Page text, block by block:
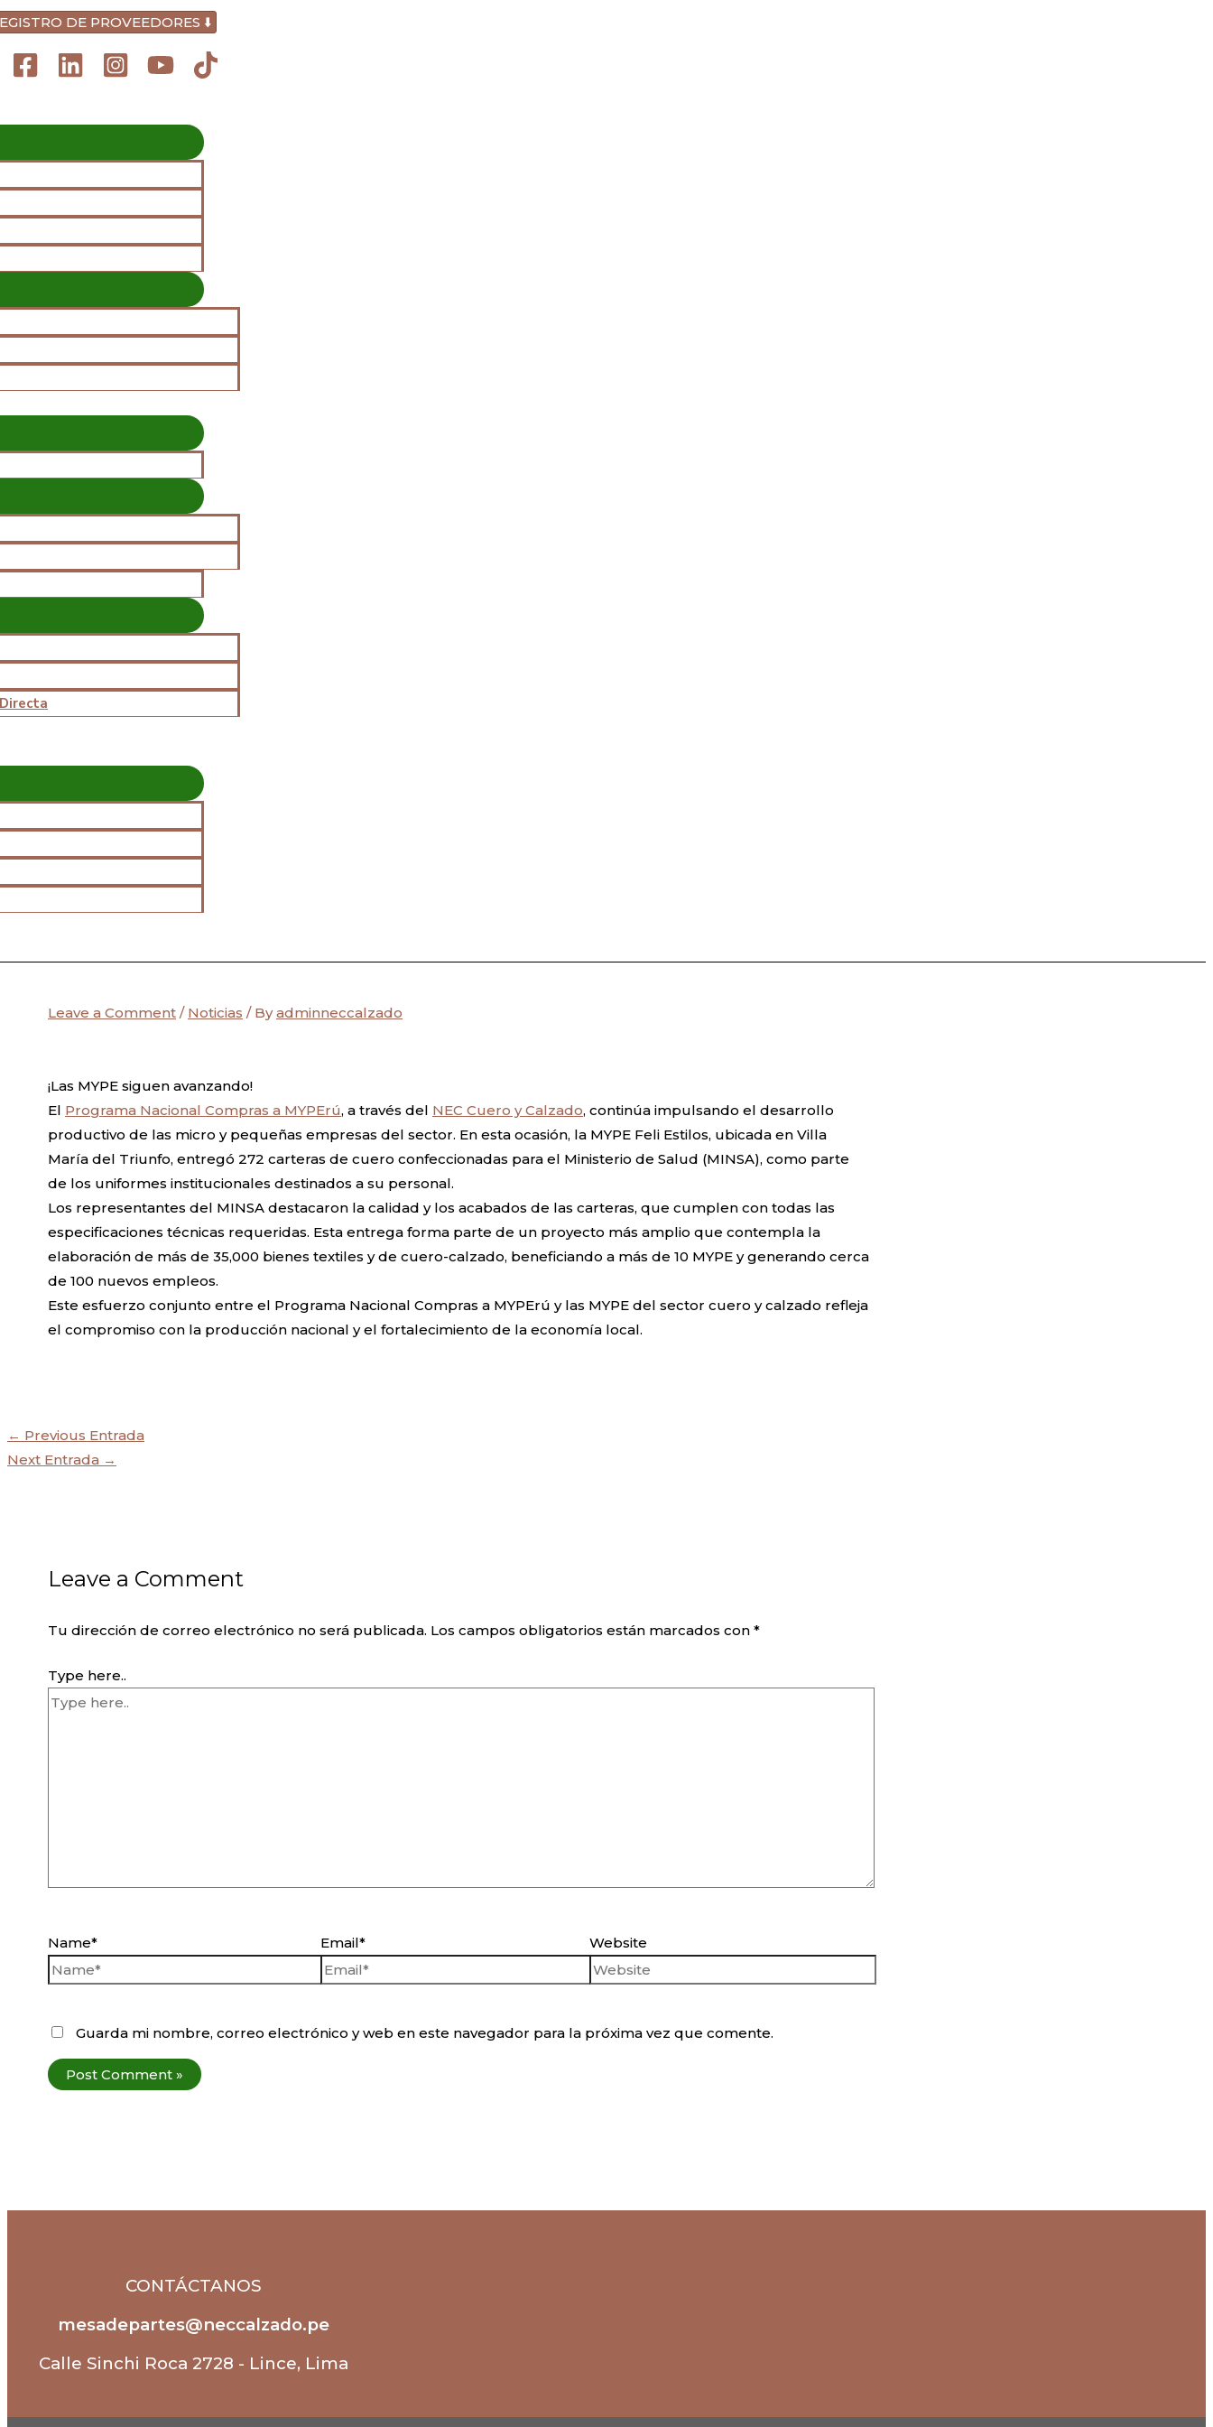
https://neccalzado.pe/?ppt-preview=41ef99e6731a4
DE PROVEEDORES ⬇️
Leave a Comment / Noticias / Byadminneccalzado
¡Las MYPE siguen avanzando!
El Programa Nacional Compras a MYPErú, a través del NEC Cuero y Calzado, continúa impulsando el desarrollo
productivo de las micro y pequeñas empresas del sector. En esta ocasión, la MYPE Feli Estilos, ubicada en Villa
María del Triunfo, entregó 272 carteras de cuero confeccionadas para el Ministerio de Salud (MINSA), como parte
de los uniformes institucionales destinados a su personal.
Los representantes del MINSA destacaron la calidad y los acabados de las carteras, que cumplen con todas las
especificaciones técnicas requeridas. Esta entrega forma parte de un proyecto más amplio que contempla la
elaboración de más de 35,000 bienes textiles y de cuero-calzado, beneficiando a más de 10 MYPE y generando cerca
de 100 nuevos empleos.
Este esfuerzo conjunto entre el Programa Nacional Compras a MYPErú y las MYPE del sector cuero y calzado refleja
el compromiso con la producción nacional y el fortalecimiento de la economía local.
← Previous Entrada
Next Entrada →
Leave a Comment
Tu dirección de correo electrónico no será publicada. Los campos obligatorios están marcados con *
Type here..
Name* Email* Website
Guarda mi nombre, correo electrónico y web en este navegador para la próxima vez que comente.
CONTÁCTANOS
mesadepartes@neccalzado.pe
Calle Sinchi Roca 2728 - Lince, Lima